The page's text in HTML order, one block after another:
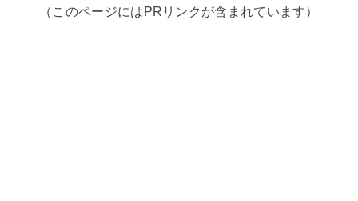
（このページにはPRリンクが含まれています）